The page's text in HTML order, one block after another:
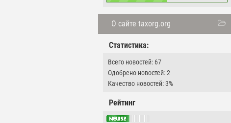
О сайте taxorg.org
Статистика:
Всего новостей: 67
Одобрено новостей: 2
Качество новостей: 3%
Рейтинг